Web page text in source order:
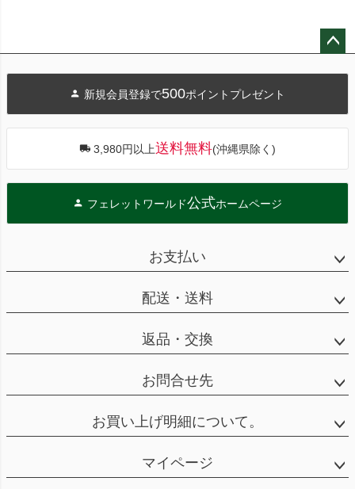
へ
新規会員登録で500ポイントプレゼント
3,980円以上送料無料(沖縄県除く)
フェレットワールド公式ホームページ
お支払い
配送・送料
返品・交換
お問合せ先
お買い上げ明細について。
マイページ